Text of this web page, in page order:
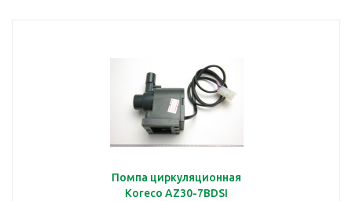
Помпа циркуляционная
Koreco AZ30-7BDSI